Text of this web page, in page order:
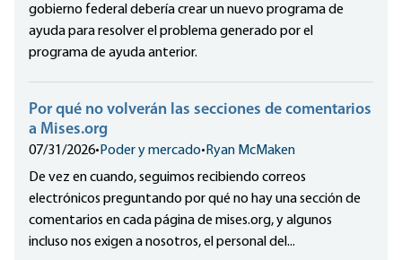
gobierno federal debería crear un nuevo programa de
ayuda para resolver el problema generado por el
programa de ayuda anterior.
Por qué no volverán las secciones de comentarios
a Mises.org
07/31/2026• Poder y mercado• Ryan McMaken
De vez en cuando, seguimos recibiendo correos
electrónicos preguntando por qué no hay una sección de
comentarios en cada página de mises.org, y algunos
incluso nos exigen a nosotros, el personal del...